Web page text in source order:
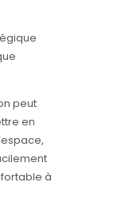
peut
en
à